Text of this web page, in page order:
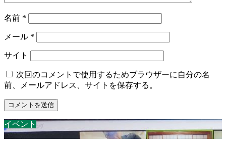
名前 *
メール *
サイト
次回のコメントで使用するためブラウザーに自分の名
前、メールアドレス、サイトを保存する。
イベント